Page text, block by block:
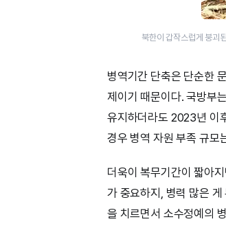
북한이 갑작스럽게 붕괴
병역기간 단축은 단순한
제이기 때문이다. 국방부
유지하더라도 2023년 이
경우 병역 자원 부족 규
더욱이 복무기간이 짧아
가 중요하지, 병력 많은
을 치르면서 소수정예의